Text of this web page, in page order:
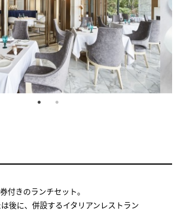
付きのランチセット。
後に、併設するイタリアンレストラン